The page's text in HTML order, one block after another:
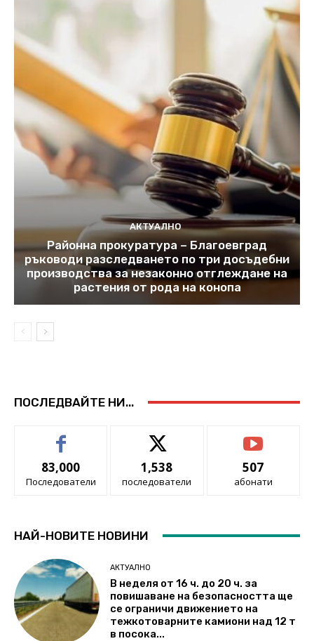
АКТУАЛНО
Районна прокуратура – Благоевград
ръководи разследването по три досъдебни
производства за незаконно отглеждане на
растения от рода на конопа
ПОСЛЕДВАЙТЕ НИ...
83,000
Последователи
1,538
последователи
507
абонати
НАЙ-НОВИТЕ НОВИНИ
АКТУАЛНО
В неделя от 16 ч. до 20 ч. за
повишаване на безопасността ще
се ограничи движението на
тежкотоварните камиони над 12 т
в посока...